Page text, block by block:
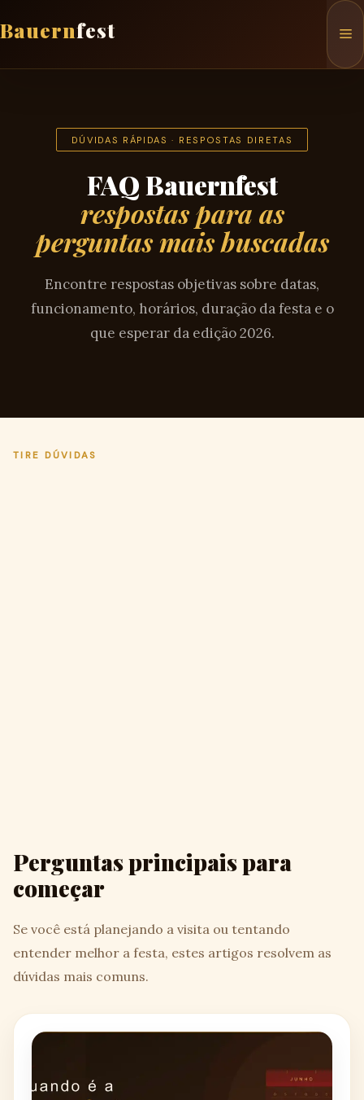
para
conteúdo
DÚVIDAS RÁPIDAS · RESPOSTAS DIRETAS
FAQ Bauernfest
respostas para as
perguntas mais buscadas
Encontre respostas objetivas sobre datas,
funcionamento, horários, duração da festa e o
que esperar da edição 2026.
TIRE DÚVIDAS
Perguntas principais para
começar
Se você está planejando a visita ou tentando
entender melhor a festa, estes artigos resolvem as
dúvidas mais comuns.